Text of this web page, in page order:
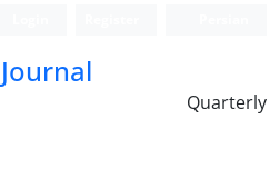
Quarterly